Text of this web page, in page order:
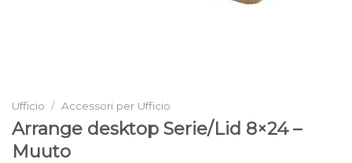
Ufficio / Accessori per Ufficio
Arrange desktop Serie/Lid 8×24 –
Muuto